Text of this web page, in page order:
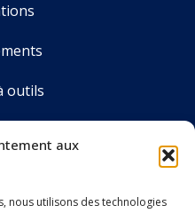
aux
nous utilisons des technologies
outils